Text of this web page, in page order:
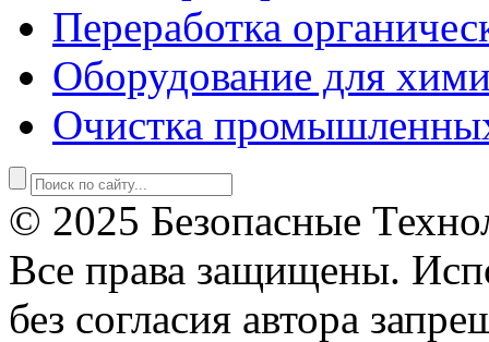
Переработка
Оборудование для
Очистка
© 2025 Безопасные
Все права защищены.
без согласия автора